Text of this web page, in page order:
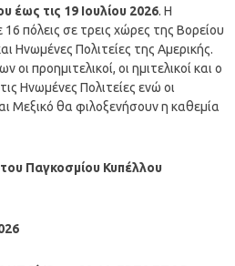
έως τις 19 Ιουλίου 2026. Η
πόλεις σε τρεις χώρες της Βορείου
Ηνωμένες Πολιτείες της Αμερικής.
προημιτελικοί, οι ημιτελικοί και ο
Ηνωμένες Πολιτείες ενώ οι
Μεξικό θα φιλοξενήσουν η καθεμία
Παγκοσμίου Κυπέλλου